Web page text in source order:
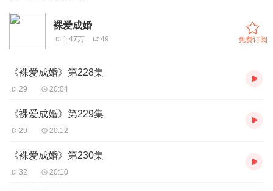
裸爱成婚
1.47万 49 免费订阅
《裸爱成婚》第228集
29 20:04
《裸爱成婚》第229集
29 20:12
《裸爱成婚》第230集
32 20:10